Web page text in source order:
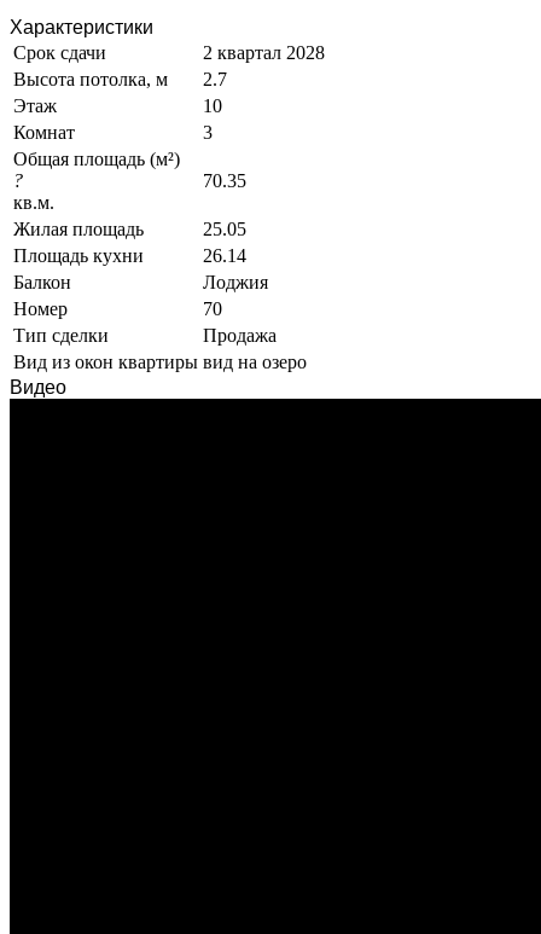
Характеристики
Срок сдачи
2 квартал 2028
Высота потолка, м
2.7
Этаж
10
Комнат
3
Общая площадь (м²)
?
кв.м.
70.35
Жилая площадь
25.05
Площадь кухни
26.14
Балкон
Лоджия
Номер
70
Тип сделки
Продажа
Вид из окон квартиры вид на озеро
Видео